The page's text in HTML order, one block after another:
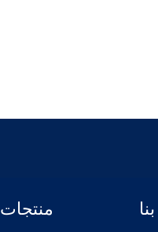
منتجات